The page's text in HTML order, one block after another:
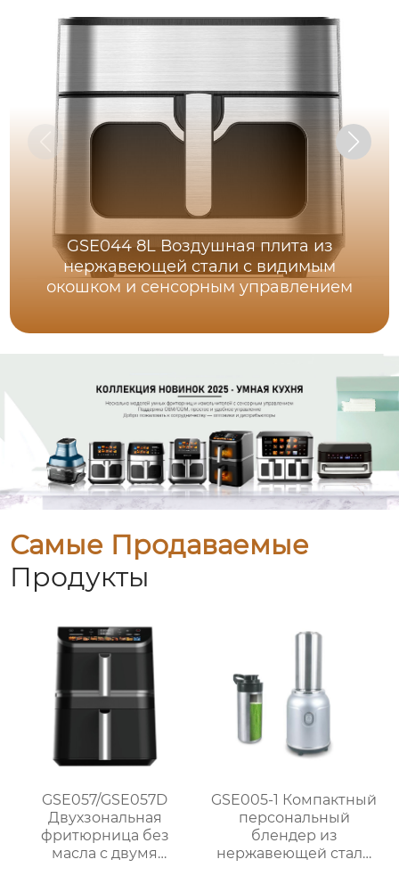
GSE044 8L Воздушная плита из
нержавеющей стали с видимым
окошком и сенсорным управлением
Самые Продаваемые
Продукты
GSE057/GSE057D
Двухзональная
фритюрница без
масла с двумя
GSE005-1 Компактный
персональный
блендер из
нержавеющей стали